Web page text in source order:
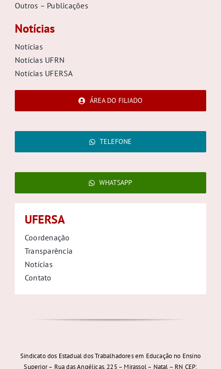
Outros – Publicações
Notícias
Notícias
Notícias UFRN
Notícias UFERSA
ÁREA DO FILIADO
TELEFONE
WHATSAPP
UFERSA
Coordenação
Transparência
Notícias
Contato
Sindicato dos Estadual dos Trabalhadores em Educação no Ensino
Superior – Rua das Angélicas, 225 – Mirassol – Natal – RN CEP: